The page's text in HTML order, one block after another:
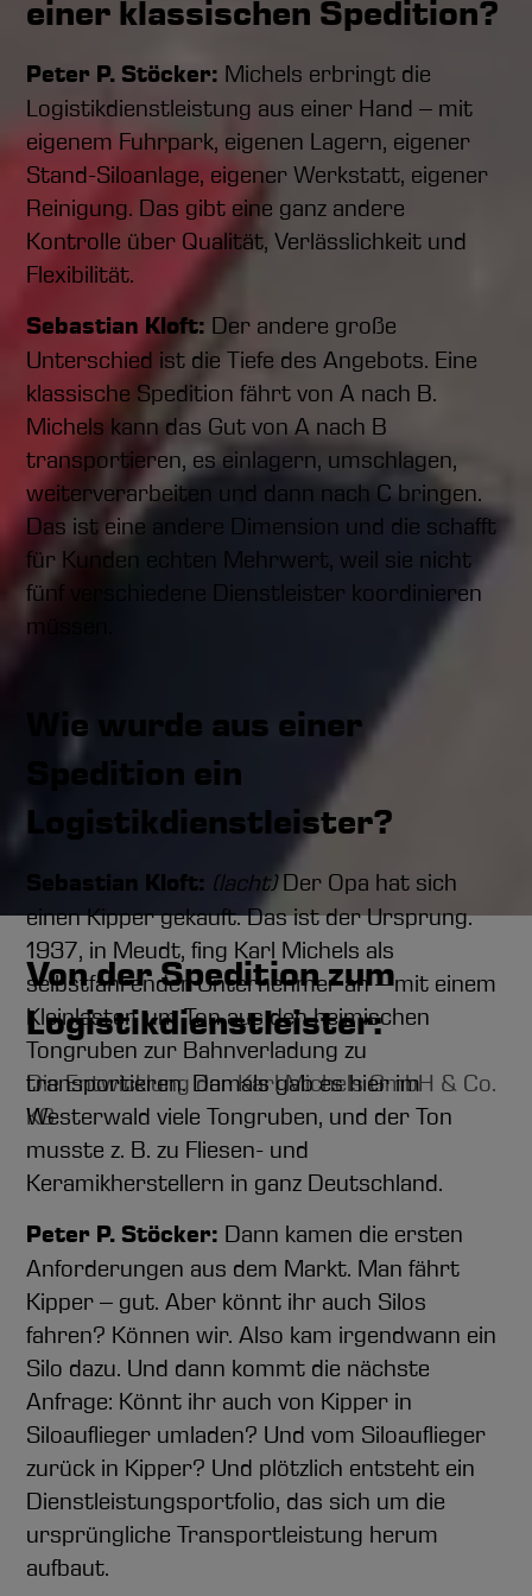
Von der Spedition zum
Logistikdienstleister:
Die Entwicklung der Karl Michels GmbH & Co.
KG
einer klassischen Spedition?
Peter P. Stöcker: Michels erbringt die
Logistikdienstleistung aus einer Hand – mit
eigenem Fuhrpark, eigenen Lagern, eigener
Stand-Siloanlage, eigener Werkstatt, eigener
Reinigung. Das gibt eine ganz andere
Kontrolle über Qualität, Verlässlichkeit und
Flexibilität.
Sebastian Kloft: Der andere große
Unterschied ist die Tiefe des Angebots. Eine
klassische Spedition fährt von A nach B.
Michels kann das Gut von A nach B
transportieren, es einlagern, umschlagen,
weiterverarbeiten und dann nach C bringen.
Das ist eine andere Dimension und die schafft
für Kunden echten Mehrwert, weil sie nicht
fünf verschiedene Dienstleister koordinieren
müssen.
Wie wurde aus einer
Spedition ein
Logistikdienstleister?
Sebastian Kloft: (lacht)Der Opa hat sich
einen Kipper gekauft. Das ist der Ursprung.
1937, in Meudt, fing Karl Michels als
selbstfahrender Unternehmer an – mit einem
Kleinlaster, um Ton aus den heimischen
Tongruben zur Bahnverladung zu
transportieren. Damals gab es hier im
Westerwald viele Tongruben, und der Ton
musste z. B. zu Fliesen- und
Keramikherstellern in ganz Deutschland.
Peter P. Stöcker: Dann kamen die ersten
Anforderungen aus dem Markt. Man fährt
Kipper – gut. Aber könnt ihr auch Silos
fahren? Können wir. Also kam irgendwann ein
Silo dazu. Und dann kommt die nächste
Anfrage: Könnt ihr auch von Kipper in
Siloauflieger umladen? Und vom Siloauflieger
zurück in Kipper? Und plötzlich entsteht ein
Dienstleistungsportfolio, das sich um die
ursprüngliche Transportleistung herum
aufbaut.